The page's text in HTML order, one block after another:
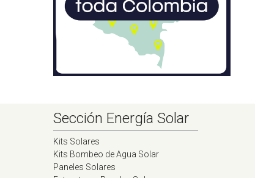
Sección Energía Solar
Kits Solares
Kits Bombeo de Agua Solar
Paneles Solares